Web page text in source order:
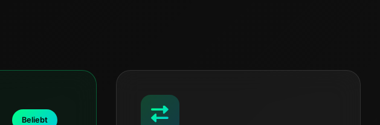
Beliebt